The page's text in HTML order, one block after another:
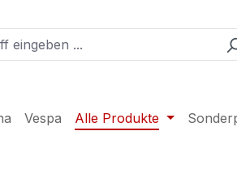
Vespa Alle Produkte